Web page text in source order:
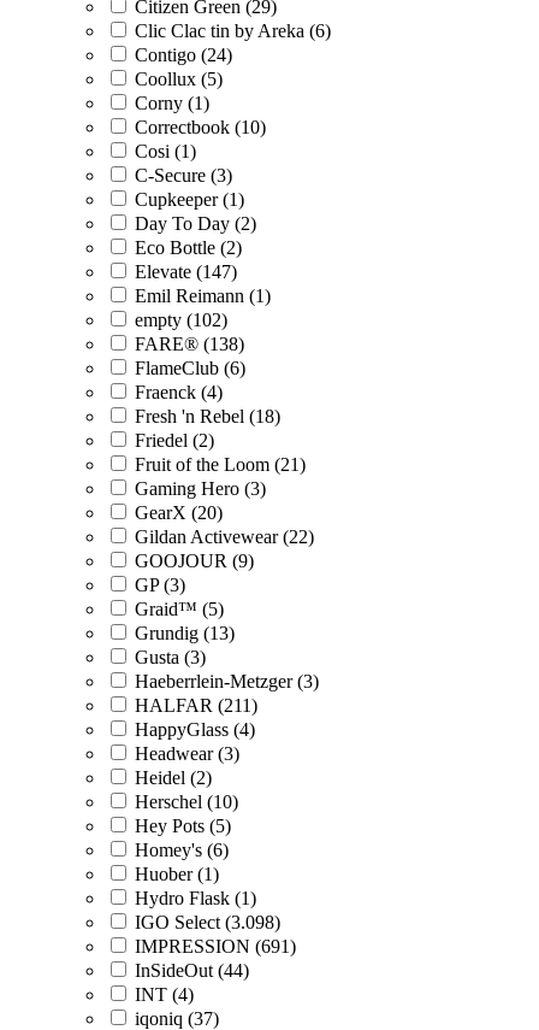
Citizen Green (29)
Clic Clac tin by Areka (6)
Contigo (24)
Coollux (5)
Corny (1)
Correctbook (10)
Cosi (1)
C-Secure (3)
Cupkeeper (1)
Day To Day (2)
Eco Bottle (2)
Elevate (147)
Emil Reimann (1)
empty (102)
FARE® (138)
FlameClub (6)
Fraenck (4)
Fresh 'n Rebel (18)
Friedel (2)
Fruit of the Loom (21)
Gaming Hero (3)
GearX (20)
Gildan Activewear (22)
GOOJOUR (9)
GP (3)
Graid™ (5)
Grundig (13)
Gusta (3)
Haeberrlein-Metzger (3)
HALFAR (211)
HappyGlass (4)
Headwear (3)
Heidel (2)
Herschel (10)
Hey Pots (5)
Homey's (6)
Huober (1)
Hydro Flask (1)
IGO Select (3.098)
IMPRESSION (691)
InSideOut (44)
INT (4)
iqoniq (37)